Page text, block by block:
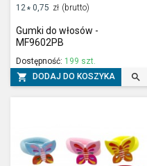
12 * 0,75 zł (brutto)
Gumki do włosów -
MF9602PB
Dostępność: 199 szt.
 DODAJ DO KOSZYKA 